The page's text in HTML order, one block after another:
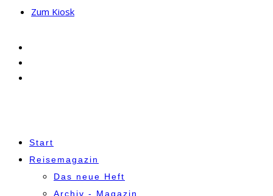
Zum Kiosk
Start
Reisemagazin
Das neue Heft
Archiv - Magazin